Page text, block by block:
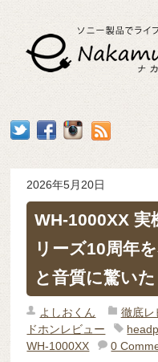
2026年5月20日
WH-1000XX 実
リーズ10周年
と音質に驚いた
よしおくん 徹底レ
ドホンレビュー
WH-1000XX
0